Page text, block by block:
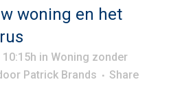
woning en het
in Woning zonder
Patrick Brands Share